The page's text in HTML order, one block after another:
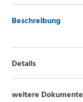
Beschreibung
Details
weitere Dokumente